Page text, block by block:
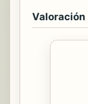
Valoración